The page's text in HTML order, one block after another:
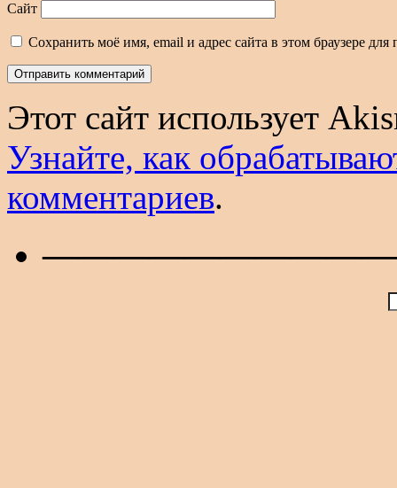
Сайт
Сохранить моё имя, email и адрес сайта в этом браузере
Этот сайт использует
Узнайте, как
комментариев.